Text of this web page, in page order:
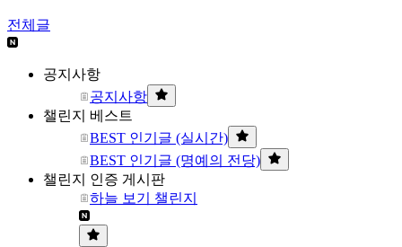
전체글
공지사항
공지사항
챌린지 베스트
BEST 인기글 (실시간)
BEST 인기글 (명예의 전당)
챌린지 인증 게시판
하늘 보기 챌린지